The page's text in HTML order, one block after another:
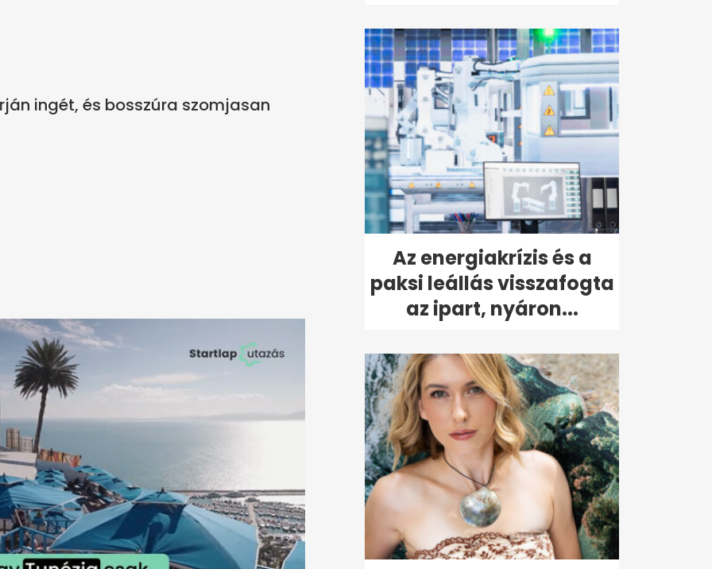
ingét, és bosszúra szomjasan
Az energiakrízis és a
paksi leállás visszafogta
az ipart, nyáron...